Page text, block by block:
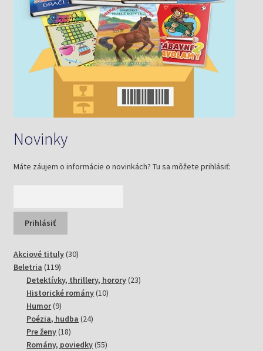
Novinky
Máte záujem o informácie o novinkách? Tu sa môžete prihlásiť:
Akciové tituly 3030
Beletria 119119
produktov
Detektívky, thrillery, horory 2323
Historické romány 1010
Humor 99
produktov
Poézia, hudba 2424
Pre ženy 1818
produktov
Romány, poviedky 5555